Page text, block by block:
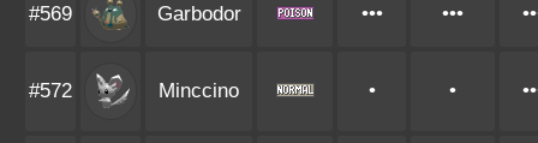
#569 Garbodor ••• •••
#572 Minccino • •